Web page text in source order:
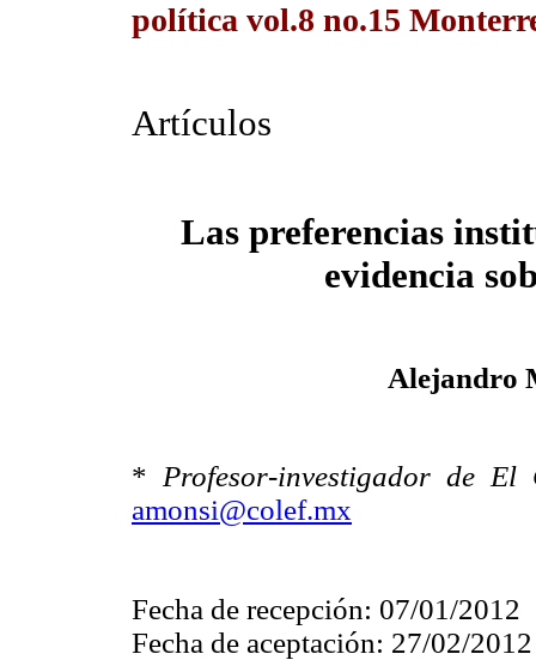
política vol.8 no.15
Artículos
Las preferencias
evidencia
Alejandro
* Profesor-investigador de
amonsi@colef.mx
Fecha de recepción: 07/01/2012
Fecha de aceptación: 27/02/2012